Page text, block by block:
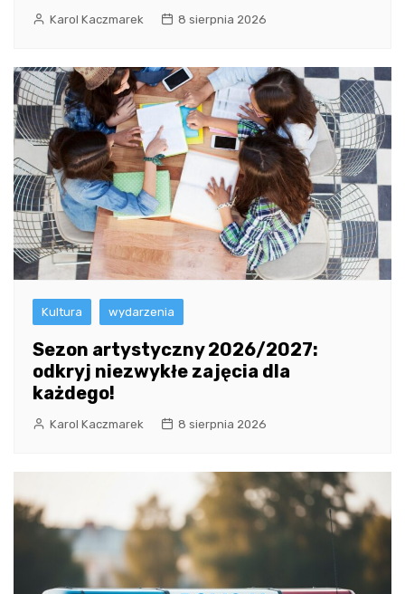
Karol Kaczmarek 8 sierpnia 2026
Kultura wydarzenia
Sezon artystyczny 2026/2027:
odkryj niezwykłe zajęcia dla
każdego!
Karol Kaczmarek 8 sierpnia 2026